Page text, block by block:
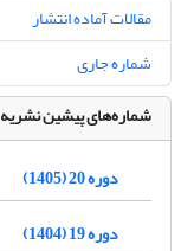
مقالات آماده انتشار
شماره جاری
شماره‌های پیشین نشریه
دوره 20 (1405)
دوره 19 (1404)